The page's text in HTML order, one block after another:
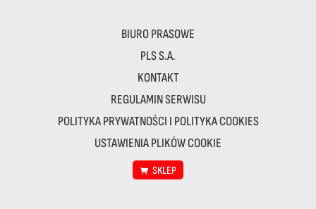
BIURO PRASOWE
PLS S.A.
KONTAKT
REGULAMIN SERWISU
POLITYKA PRYWATNOŚCI I POLITYKA COOKIES
USTAWIENIA PLIKÓW COOKIE
SKLEP